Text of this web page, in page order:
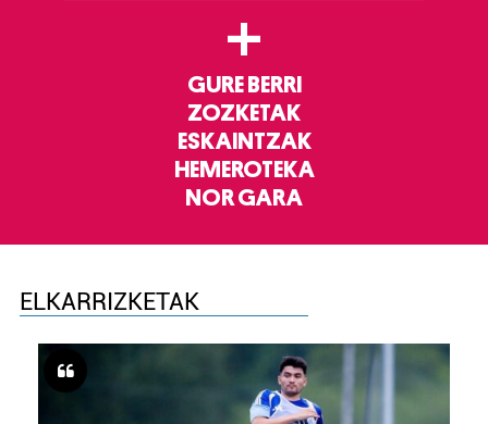
+
GURE BERRI
ZOZKETAK
ESKAINTZAK
HEMEROTEKA
NOR GARA
ELKARRIZKETAK